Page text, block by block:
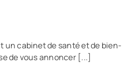
un cabinet de santé et de bien-
de vous annoncer [...]